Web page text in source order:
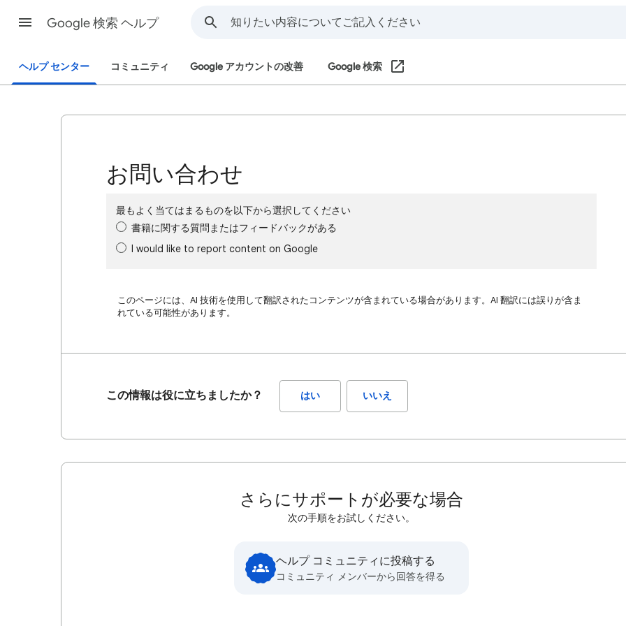
Google 検索 ヘルプ
ヘルプ センター コミュニティ Google アカウントの改善 Google 検索
お問い合わせ
最もよく当てはまるものを以下から選択してください
書籍に関する質問またはフィードバックがある
I would like to report content on Google
このページには、AI 技術を使用して翻訳されたコンテンツが含まれている場合があります。AI 翻訳には誤りが含ま
れている可能性があります。
この情報は役に立ちましたか？ はい いいえ
さらにサポートが必要な場合
次の手順をお試しください。
ヘルプ コミュニティに投稿する
コミュニティ メンバーから回答を得る